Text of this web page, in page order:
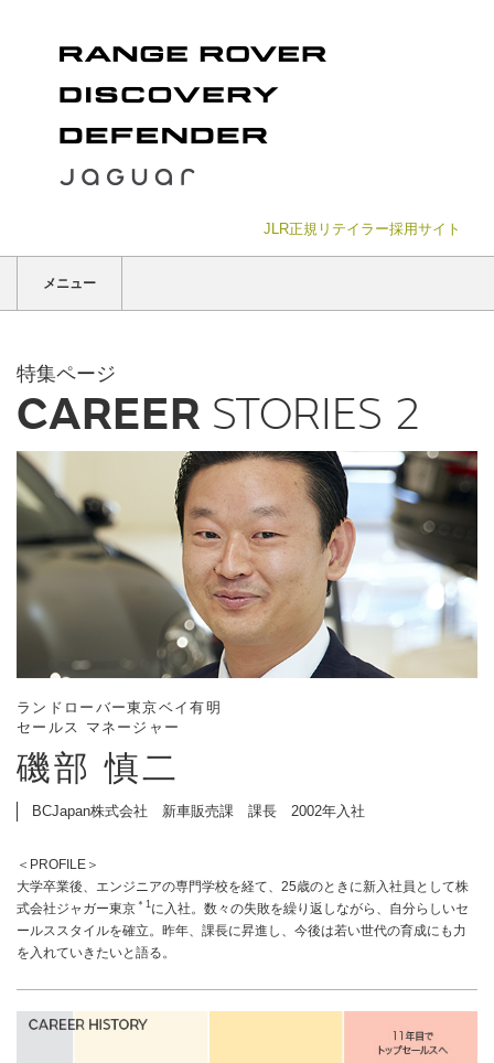
JLR正規リテイラー採用サイト
メニュー
特集ページ
CAREER STORIES 2
ランドローバー東京ベイ有明
セールス マネージャー
磯部 慎二
BCJapan株式会社 新車販売課 課長 2002年入社
＜PROFILE＞
大学卒業後、エンジニアの専門学校を経て、25歳のときに新入社員として株
式会社ジャガー東京 ＊1に入社。数々の失敗を繰り返しながら、自分らしいセ
ールススタイルを確立。昨年、課長に昇進し、今後は若い世代の育成にも力
を入れていきたいと語る。